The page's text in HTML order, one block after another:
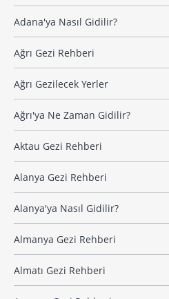
Adana'ya Nasıl Gidilir?
Ağrı Gezi Rehberi
Ağrı Gezilecek Yerler
Ağrı'ya Ne Zaman Gidilir?
Aktau Gezi Rehberi
Alanya Gezi Rehberi
Alanya'ya Nasıl Gidilir?
Almanya Gezi Rehberi
Almatı Gezi Rehberi